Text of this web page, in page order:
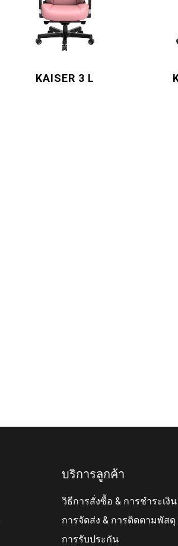
KAISER 3 L
บริการลูกค้า
วิธีการสั่งซื้อ & การชำระเงิน
การจัดส่ง & การติดตามพัสดุ
การรับประกัน